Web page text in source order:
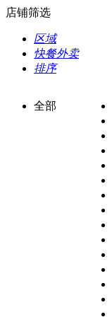
店铺筛选
区域
快餐外卖
排序
全部